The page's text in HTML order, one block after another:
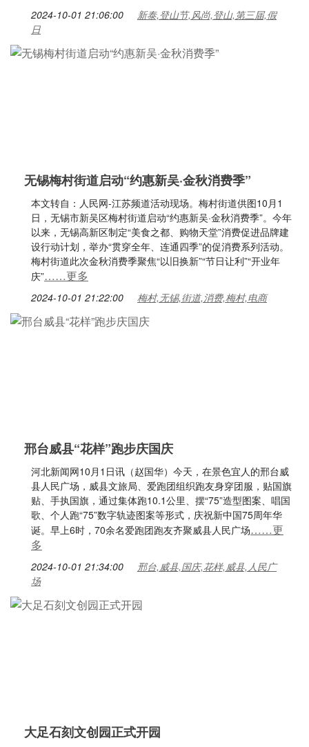
2024-10-01 21:06:00
新泰,登山节,风尚,登山,第三届,假
日
无锡梅村街道启动“约惠新吴·金秋消费季”
本文转自：人民网-江苏频道活动现场。梅村街道供图10月1
日，无锡市新吴区梅村街道启动“约惠新吴·金秋消费季”。今年
以来，无锡高新区制定“美食之都、购物天堂”消费促进品牌建
设行动计划，举办“贯穿全年、连通四季”的促消费系列活动。
梅村街道此次金秋消费季聚焦“以旧换新”“节日让利”“开业年
庆”……更多
2024-10-01 21:22:00 梅村,无锡,街道,消费,梅村,电商
邢台威县“花样”跑步庆国庆
河北新闻网10月1日讯（赵国华）今天，在景色宜人的邢台威
县人民广场，威县文旅局、爱跑团组织跑友身穿团服，贴国旗
贴、手执国旗，通过集体跑10.1公里、摆“75”造型图案、唱国
歌、个人跑“75”数字轨迹图案等形式，庆祝新中国75周年华
诞。早上6时，70余名爱跑团跑友齐聚威县人民广场……更
多
2024-10-01 21:34:00
邢台,威县,国庆,花样,威县,人民广
场
大足石刻文创园正式开园